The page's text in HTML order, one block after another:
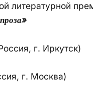
литературной
г. Иркутск)
г. Москва)